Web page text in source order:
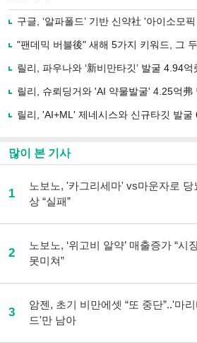
로
기
사
유
기
구글, ‘알파폴드’ 기반 신약社 '아이소모
"팬데믹 버블後" 새해 5가지 키워드, 그
릴리, 파우나와 ‘新비만타깃’ 발굴 4.94억
릴리, 슈뢰딩거와 'AI 약물발굴' 4.25억弗
릴리, 'AI+ML' 제네시스와 신규타깃 발굴
많이 본 기사
1
노보노, '카그리세마' vs마운자로 당
상 “실패”
2
노보노, ‘위고비 알약’ 매출증가 “시
못미쳐”
3
암젠, 초기 비만에셋 “또 중단”..'마
드'만 남아